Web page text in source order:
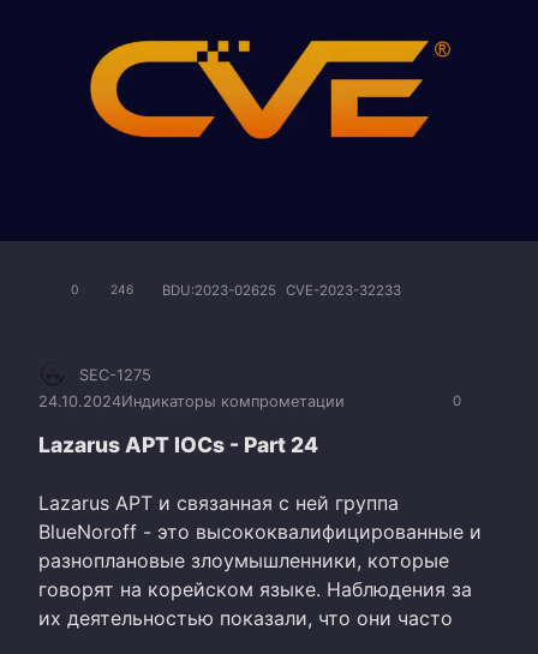
0 246 BDU:2023-02625 CVE-2023-32233
0
SEC-1275
24.10.2024Индикаторы компрометации
Lazarus APT IOCs - Part 24
Lazarus APT и связанная с ней группа
BlueNoroff - это высококвалифицированные и
разноплановые злоумышленники, которые
говорят на корейском языке. Наблюдения за
их деятельностью показали, что они часто